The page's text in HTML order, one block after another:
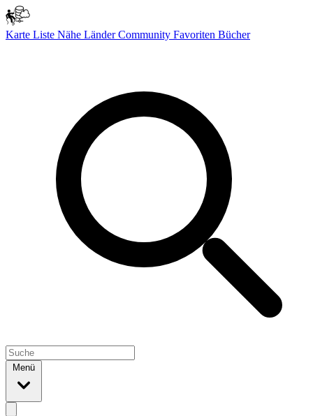
Karte Liste Nähe LänderCommunity Favoriten Bücher
Menü